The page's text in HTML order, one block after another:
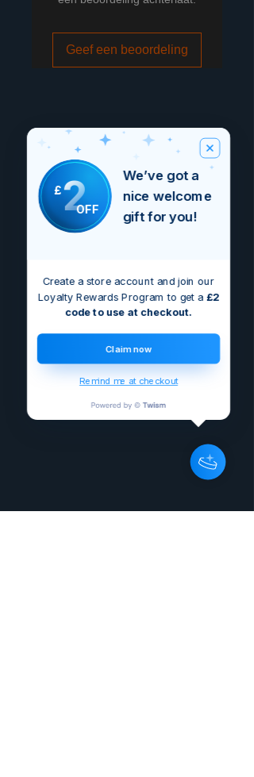
Geef een beoordeling
£2OFF
We’ve got a
nice welcome
gift for you!
Create a store account and join our
Loyalty Rewards Program to get a £2
code to use at checkout.
Claim now
Remind me at checkout